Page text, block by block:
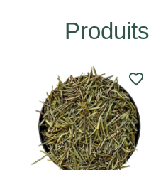
Produits
favorite_border